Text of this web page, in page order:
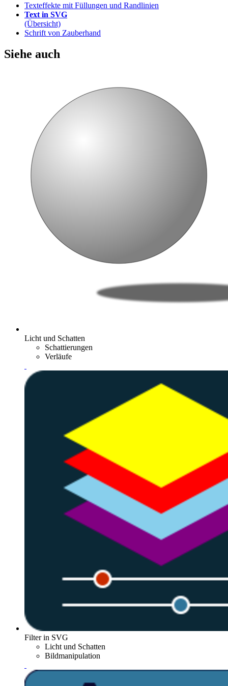
Texteffekte mit Füllungen und Randlinien
Text in SVG
(Übersicht)
Schrift von Zauberhand
Siehe auch
Licht und Schatten
Schattierungen
Verläufe
Filter in SVG
Licht und Schatten
Bildmanipulation